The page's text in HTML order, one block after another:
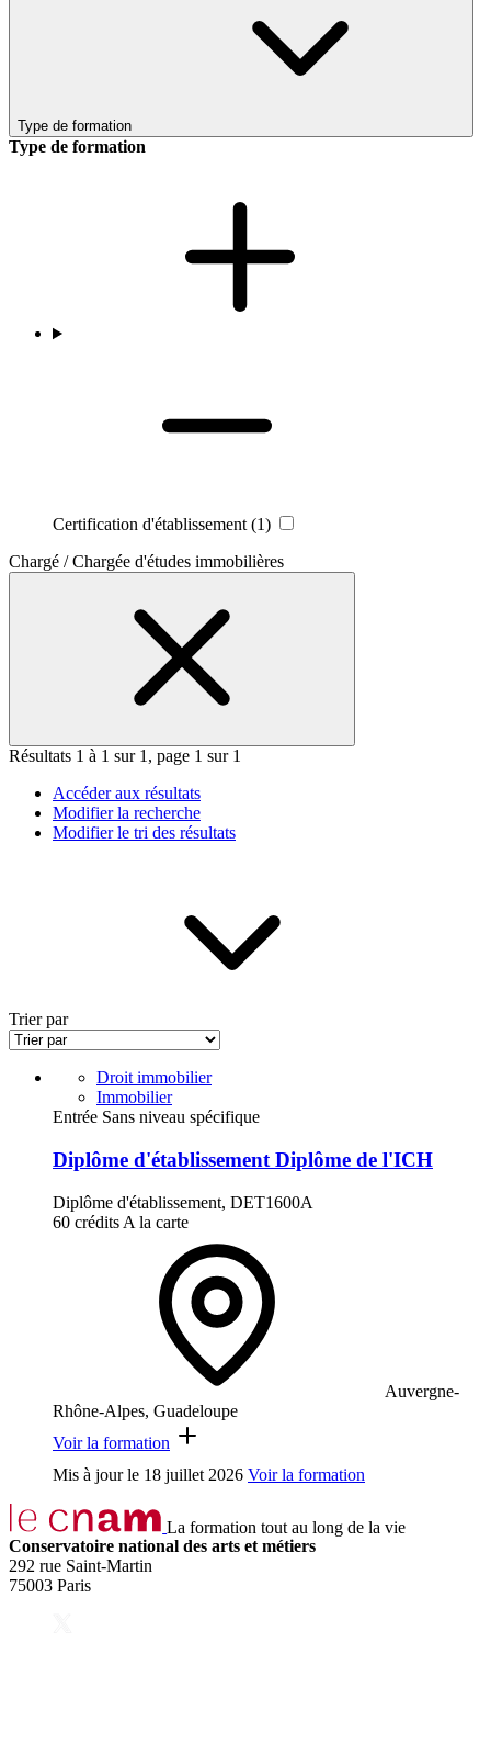
Type de formation
Type de formation
Certification d'établissement (1)
Chargé / Chargée d'études immobilières
Résultats 1 à 1 sur 1, page 1 sur 1
Accéder aux résultats
Modifier la recherche
Modifier le tri des résultats
Trier par
Droit immobilier
Immobilier
Entrée Sans niveau spécifique
Diplôme d'établissement Diplôme de l'ICH
Diplôme d'établissement, DET1600A
60 crédits A la carte
Auvergne-
Rhône-Alpes, Guadeloupe
Voir la formation
Mis à jour le 18 juillet 2026 Voir la formation
La formation tout au long de la vie
Conservatoire national des arts et métiers
292 rue Saint-Martin
75003 Paris